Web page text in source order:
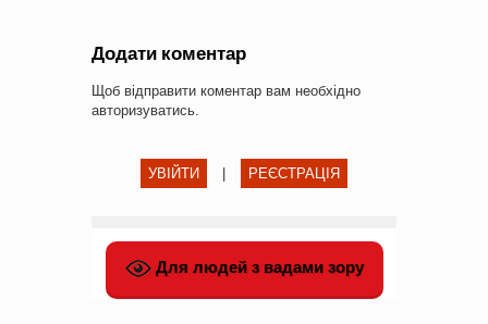
Додати коментар
Щоб відправити коментар вам необхідно
авторизуватись
УВІЙТИ РЕЄСТРАЦІЯ
Для людей з вадами зору